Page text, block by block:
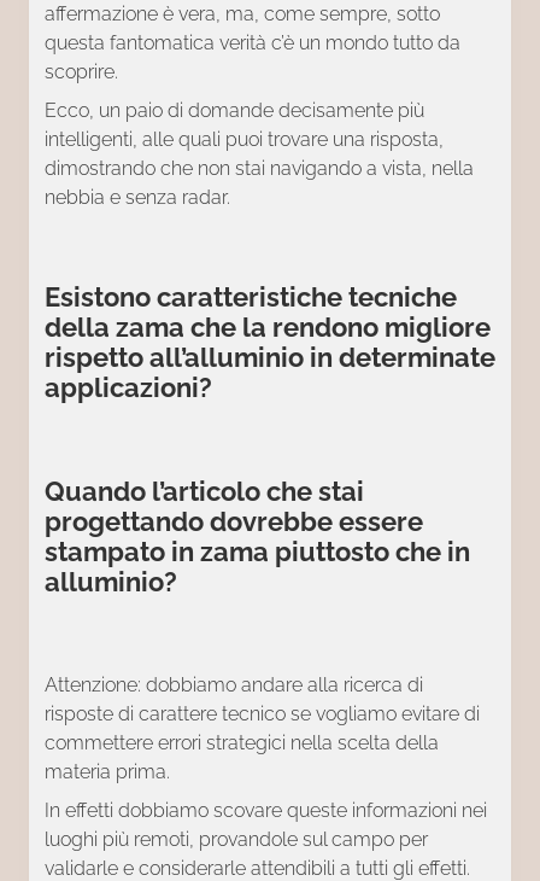
affermazione è vera, ma, come sempre, sotto
questa fantomatica verità c’è un mondo tutto da
scoprire.
Ecco, un paio di domande decisamente più
intelligenti, alle quali puoi trovare una risposta,
dimostrando che non stai navigando a vista, nella
nebbia e senza radar.
Esistono caratteristiche tecniche
della zama che la rendono migliore
rispetto all’alluminio in determinate
applicazioni?
Quando l’articolo che stai
progettando dovrebbe essere
stampato in zama piuttosto che in
alluminio?
Attenzione: dobbiamo andare alla ricerca di
risposte di carattere tecnico se vogliamo evitare di
commettere errori strategici nella scelta della
materia prima.
In effetti dobbiamo scovare queste informazioni nei
luoghi più remoti, provandole sul campo per
validarle e considerarle attendibili a tutti gli effetti.